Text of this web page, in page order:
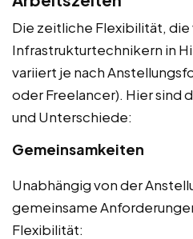
Die zeitliche Flexibilität, die
Infrastrukturtechnikern in
variiert je nach
oder Freelancer). Hier sind
und Unterschiede:
Gemeinsamkeiten
Unabhängig von der
gemeinsame
Flexibilität: